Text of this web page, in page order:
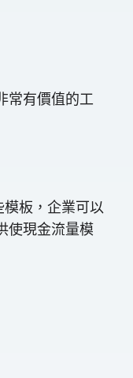
常有價值的工
板，企業可以
使現金流量模